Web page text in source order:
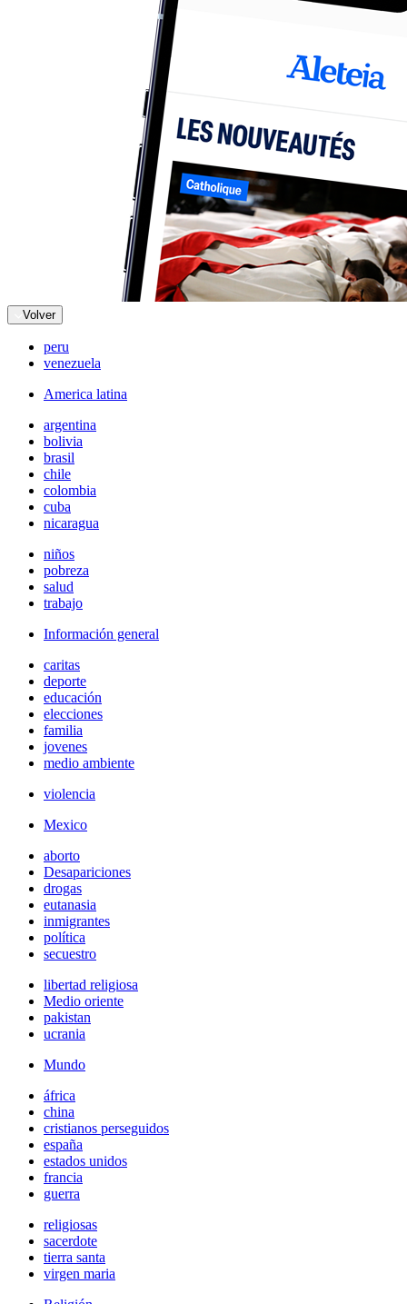
Volver
peru
venezuela
America latina
argentina
bolivia
brasil
chile
colombia
cuba
nicaragua
niños
pobreza
salud
trabajo
Información general
caritas
deporte
educación
elecciones
familia
jovenes
medio ambiente
violencia
Mexico
aborto
Desapariciones
drogas
eutanasia
inmigrantes
política
secuestro
libertad religiosa
Medio oriente
pakistan
ucrania
Mundo
áfrica
china
cristianos perseguidos
españa
estados unidos
francia
guerra
religiosas
sacerdote
tierra santa
virgen maria